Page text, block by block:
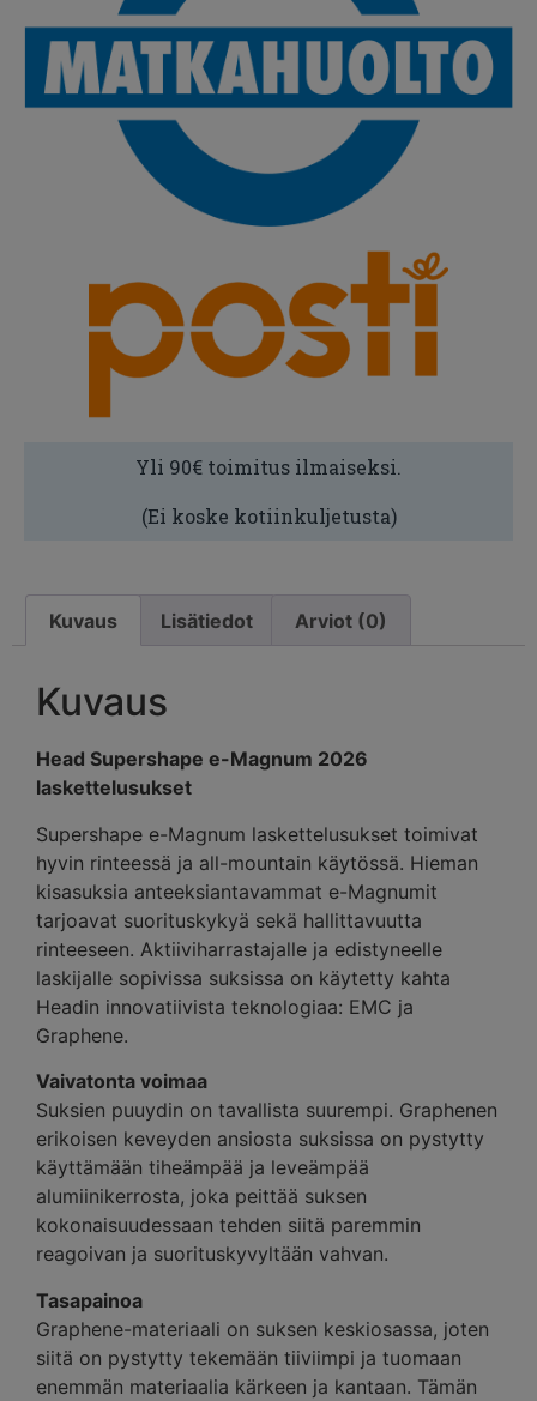
Yli 90€ toimitus ilmaiseksi.
(Ei koske kotiinkuljetusta)
Kuvaus Lisätiedot Arviot (0)
Kuvaus
Head Supershape e-Magnum 2026
laskettelusukset
Supershape e-Magnum laskettelusukset toimivat
hyvin rinteessä ja all-mountain käytössä. Hieman
kisasuksia anteeksiantavammat e-Magnumit
tarjoavat suorituskykyä sekä hallittavuutta
rinteeseen. Aktiiviharrastajalle ja edistyneelle
laskijalle sopivissa suksissa on käytetty kahta
Headin innovatiivista teknologiaa: EMC ja
Graphene.
Vaivatonta voimaa
Suksien puuydin on tavallista suurempi. Graphenen
erikoisen keveyden ansiosta suksissa on pystytty
käyttämään tiheämpää ja leveämpää
alumiinikerrosta, joka peittää suksen
kokonaisuudessaan tehden siitä paremmin
reagoivan ja suorituskyvyltään vahvan.
Tasapainoa
Graphene-materiaali on suksen keskiosassa, joten
siitä on pystytty tekemään tiiviimpi ja tuomaan
enemmän materiaalia kärkeen ja kantaan. Tämän